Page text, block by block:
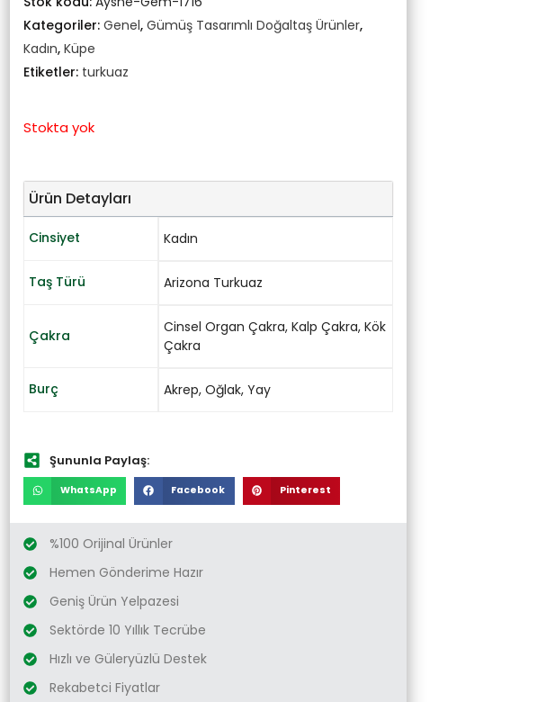
Kategoriler: Genel, Gümüş Tasarımlı Doğaltaş Ürünler,
Kadın, Küpe
Etiketler: turkuaz
Stokta yok
Ürün Detayları
Cinsiyet Kadın
Taş Türü Arizona Turkuaz
Çakra Cinsel Organ Çakra, Kalp Çakra, Kök
Çakra
Burç Akrep, Oğlak, Yay
Şununla Paylaş:
WhatsApp Facebook Pinterest
%100 Orijinal Ürünler
Hemen Gönderime Hazır
Geniş Ürün Yelpazesi
Sektörde 10 Yıllık Tecrübe
Hızlı ve Güleryüzlü Destek
Rekabetci Fiyatlar